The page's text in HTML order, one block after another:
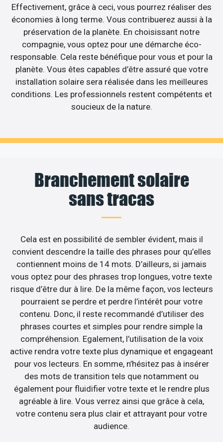
Effectivement, grâce à ceci, vous pourrez réaliser des
économies à long terme. Vous contribuerez aussi à la
préservation de la planète. En choisissant notre
compagnie, vous optez pour une démarche éco-
responsable. Cela reste bénéfique pour vous et pour la
planète. Vous êtes capables d’être assuré que votre
installation solaire sera réalisée dans les meilleures
conditions. Les professionnels restent compétents et
soucieux de la nature.
Branchement solaire
sans tracas
Cela est en possibilité de sembler évident, mais il
convient descendre la taille des phrases pour qu’elles
contiennent moins de 14 mots. D’ailleurs, si jamais
vous optez pour des phrases trop longues, votre texte
risque d’être dur à lire. De la même façon, vos lecteurs
pourraient se perdre et perdre l’intérêt pour votre
contenu. Donc, il reste recommandé d’utiliser des
phrases courtes et simples pour rendre simple la
compréhension. Egalement, l’utilisation de la voix
active rendra votre texte plus dynamique et engageant
pour vos lecteurs. En somme, n’hésitez pas à insérer
des mots de transition tels que notamment ou
également pour fluidifier votre texte et le rendre plus
agréable à lire. Vous verrez ainsi que grâce à cela,
votre contenu sera plus clair et attrayant pour votre
audience.